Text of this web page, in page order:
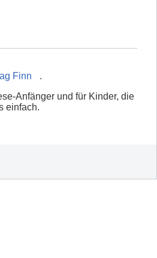
Finn
.
Anfänger und für Kinder, die
einfach.